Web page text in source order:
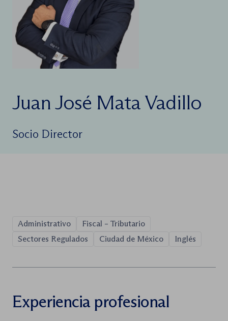
Juan José Mata Vadillo
Socio Director
Administrativo
Fiscal – Tributario
Sectores Regulados
Ciudad de México Inglés
Experiencia profesional